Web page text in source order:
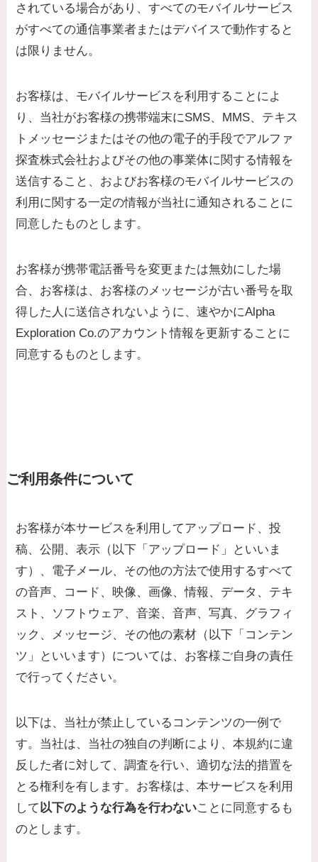
されている場合があり、すべてのモバイルサービス
がすべての通信事業者またはデバイスで動作すると
は限りません。
お客様は、モバイルサービスを利用することによ
り、当社がお客様の携帯端末にSMS、MMS、テキス
トメッセージまたはその他の電子的手段でアルファ
探査株式会社およびその他の事業体に関する情報を
送信すること、およびお客様のモバイルサービスの
利用に関する一定の情報が当社に通知されることに
同意したものとします。
お客様が携帯電話番号を変更または無効にした場
合、お客様は、お客様のメッセージが古い番号を取
得した人に送信されないように、速やかにAlpha
Exploration Co.のアカウント情報を更新することに
同意するものとします。
ご利用条件について
お客様が本サービスを利用してアップロード、投
稿、公開、表示（以下「アップロード」といいま
す）、電子メール、その他の方法で使用するすべて
の音声、コード、映像、画像、情報、データ、テキ
スト、ソフトウェア、音楽、音声、写真、グラフィ
ック、メッセージ、その他の素材（以下「コンテン
ツ」といいます）については、お客様ご自身の責任
で行ってください。
以下は、当社が禁止しているコンテンツの一例で
す。当社は、当社の独自の判断により、本規約に違
反した者に対して、調査を行い、適切な法的措置を
とる権利を有します。お客様は、本サービスを利用
して 以下のような行為を行わないことに同意するも
のとします。